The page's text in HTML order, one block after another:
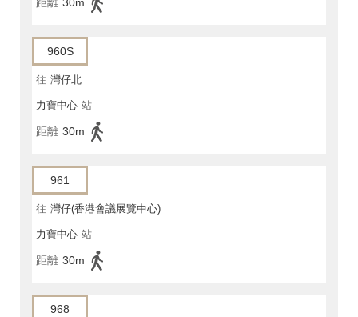
距離 30m
960S
往 灣仔北
力寶中心 站
距離 30m
961
往 灣仔(香港會議展覽中心)
力寶中心 站
距離 30m
968